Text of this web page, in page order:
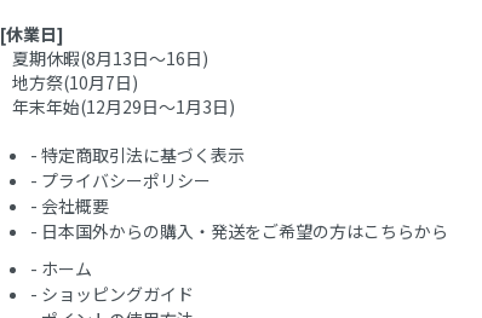
[休業日]
夏期休暇(8月13日～16日)
地方祭(10月7日)
年末年始(12月29日～1月3日)
- 特定商取引法に基づく表示
- プライバシーポリシー
- 会社概要
- 日本国外からの購入・発送をご希望の方はこちらから
- ホーム
- ショッピングガイド